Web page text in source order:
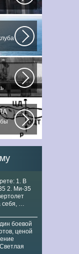
1. В
2. Ми-35
себя, …
боевой
ценой